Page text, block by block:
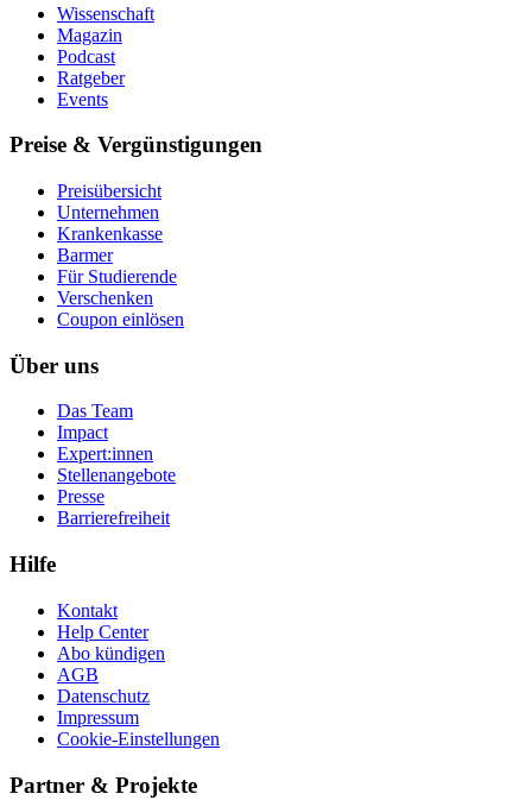
Wissenschaft
Magazin
Podcast
Ratgeber
Events
Preise & Vergünstigungen
Preisübersicht
Unternehmen
Krankenkasse
Barmer
Für Studierende
Ver­schen­ken
Coupon einlösen
Über uns
Das Team
Impact
Expert:innen
Stellenangebote
Presse
Barrierefreiheit
Hilfe
Kontakt
Help Center
Abo kündigen
AGB
Datenschutz
Impressum
Cookie-Einstellungen
Partner & Projekte